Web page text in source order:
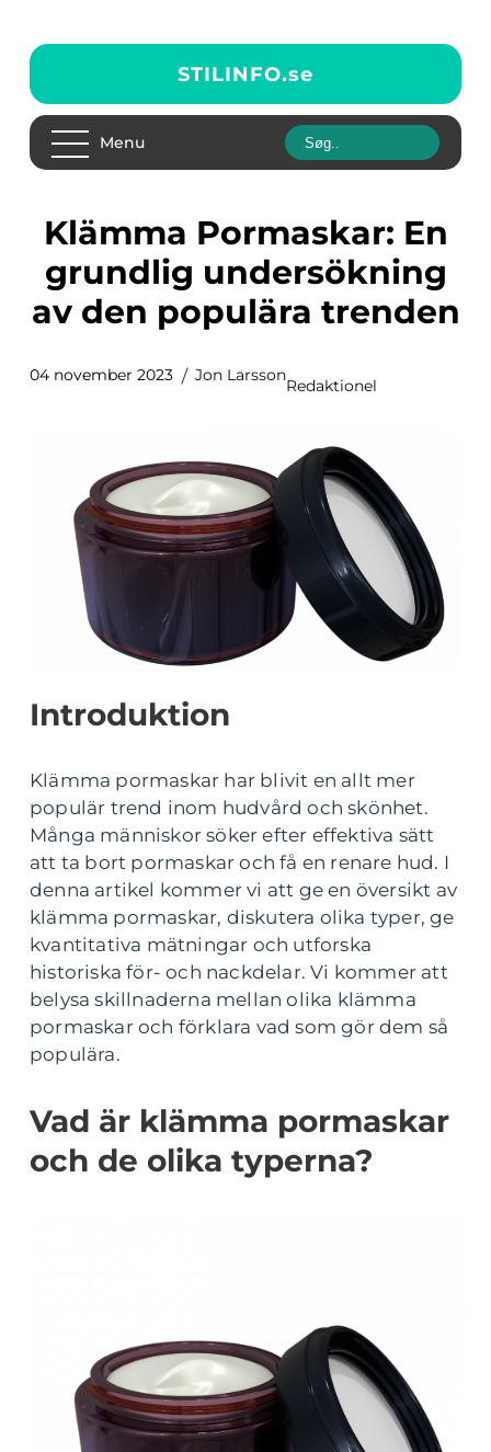
STILINFO.se
Menu
Klämma Pormaskar: En
grundlig undersökning
av den populära trenden
04 november 2023 Jon Larsson
Redaktionel
Introduktion
Klämma pormaskar har blivit en allt mer
populär trend inom hudvård och skönhet.
Många människor söker efter effektiva sätt
att ta bort pormaskar och få en renare hud. I
denna artikel kommer vi att ge en översikt av
klämma pormaskar, diskutera olika typer, ge
kvantitativa mätningar och utforska
historiska för- och nackdelar. Vi kommer att
belysa skillnaderna mellan olika klämma
pormaskar och förklara vad som gör dem så
populära.
Vad är klämma pormaskar
och de olika typerna?